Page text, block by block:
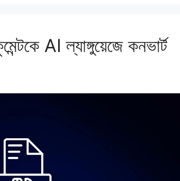
AI ল্যাঙ্গুয়েজে কনভার্ট